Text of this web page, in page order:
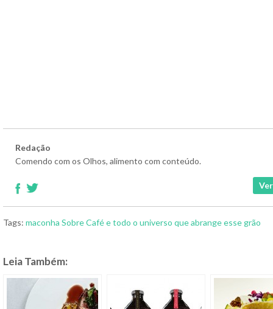
Redação
Comendo com os Olhos, alimento com conteúdo.
Tags: maconha Sobre Café e todo o universo que abrange esse grão
Leia Também: